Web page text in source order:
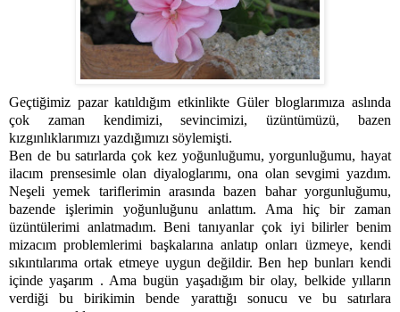
Geçtiğimiz pazar katıldığım etkinlikte Güler bloglarımıza aslında
çok zaman kendimizi, sevincimizi, üzüntümüzü, bazen
kızgınlıklarımızı yazdığımızı söylemişti.
Ben de bu satırlarda çok kez yoğunluğumu, yorgunluğumu, hayat
ilacım prensesimle olan diyaloglarımı, ona olan sevgimi yazdım.
Neşeli yemek tariflerimin arasında bazen bahar yorgunluğumu,
bazende işlerimin yoğunluğunu anlattım. Ama hiç bir zaman
üzüntülerimi anlatmadım. Beni tanıyanlar çok iyi bilirler benim
mizacım problemlerimi başkalarına anlatıp onları üzmeye, kendi
sıkıntılarıma ortak etmeye uygun değildir. Ben hep bunları kendi
içinde yaşarım . Ama bugün yaşadığım bir olay, belkide yılların
verdiği bu birikimin bende yarattığı sonucu ve bu satırlara